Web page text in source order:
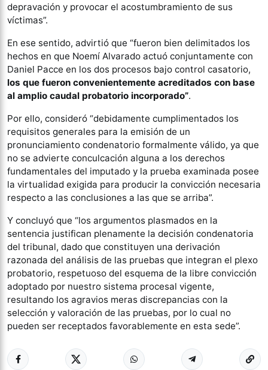
depravación y provocar el acostumbramiento de sus
víctimas”.
En ese sentido, advirtió que “fueron bien delimitados los
hechos en que Noemí Alvarado actuó conjuntamente con
Daniel Pacce en los dos procesos bajo control casatorio,
los que fueron convenientemente acreditados con base
al amplio caudal probatorio incorporado”.
Por ello, consideró “debidamente cumplimentados los
requisitos generales para la emisión de un
pronunciamiento condenatorio formalmente válido, ya que
no se advierte conculcación alguna a los derechos
fundamentales del imputado y la prueba examinada posee
la virtualidad exigida para producir la convicción necesaria
respecto a las conclusiones a las que se arriba”.
Y concluyó que “los argumentos plasmados en la
sentencia justifican plenamente la decisión condenatoria
del tribunal, dado que constituyen una derivación
razonada del análisis de las pruebas que integran el plexo
probatorio, respetuoso del esquema de la libre convicción
adoptado por nuestro sistema procesal vigente,
resultando los agravios meras discrepancias con la
selección y valoración de las pruebas, por lo cual no
pueden ser receptados favorablemente en esta sede”.